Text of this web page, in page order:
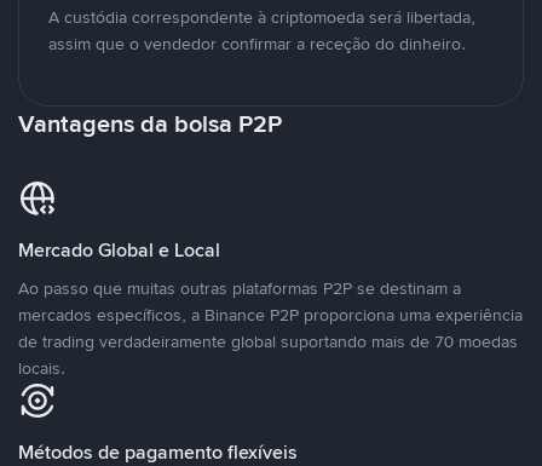
A custódia correspondente à criptomoeda será libertada,
assim que o vendedor confirmar a receção do dinheiro.
Vantagens da bolsa P2P
Mercado Global e Local
Ao passo que muitas outras plataformas P2P se destinam a
mercados específicos, a Binance P2P proporciona uma experiência
de trading verdadeiramente global suportando mais de 70 moedas
locais.
Métodos de pagamento flexíveis